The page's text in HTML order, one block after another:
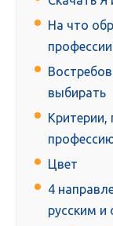
На что
выбирать
Цвет
4
русским и